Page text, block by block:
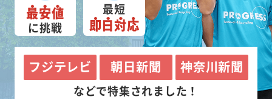
最安値
に挑戦
最短
即日対応
フジテレビ 朝日新聞 神奈川新聞
などで特集されました！